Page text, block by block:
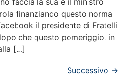
finanziando questo norma
il presidente di Fratelli
che questo pomeriggio, in
[…]
Successivo →